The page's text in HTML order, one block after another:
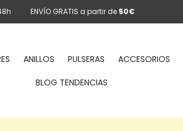
ENVÍO GRATIS a partir de 50€
ANILLOS PULSERAS ACCESORIOS
BLOG TENDENCIAS